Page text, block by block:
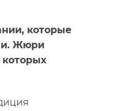
которые
Жюри